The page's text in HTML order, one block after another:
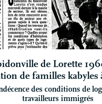
de Lorette
de familles kabyles
des conditions de
travailleurs immigrés